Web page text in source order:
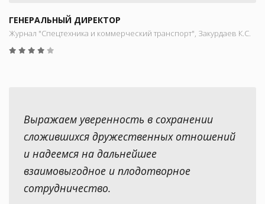
ГЕНЕРАЛЬНЫЙ ДИРЕКТОР
Журнал "Спецтехника и коммерческий транспорт", Закурдаев К.С.
Выражаем уверенность в сохранении
сложившихся дружественных отношений
и надеемся на дальнейшее
взаимовыгодное и плодотворное
сотрудничество.